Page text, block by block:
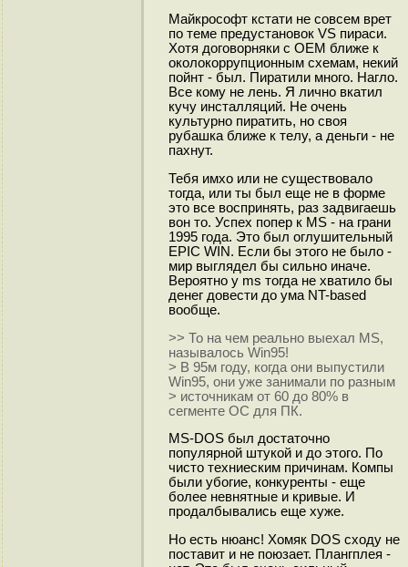
Майкрософт кстати не совсем врет
по теме предустановок VS пираси.
Хотя договорняки с OEM ближе к
околокоррупционным схемам, некий
пойнт - был. Пиратили много. Нагло.
Все кому не лень. Я лично вкатил
кучу инсталляций. Не очень
культурно пиратить, но своя
рубашка ближе к телу, а деньги - не
пахнут.
Тебя имхо или не существовало
тогда, или ты был еще не в форме
это все воспринять, раз задвигаешь
вон то. Успех попер к MS - на грани
1995 года. Это был оглушительный
EPIC WIN. Если бы этого не было -
мир выглядел бы сильно иначе.
Вероятно у ms тогда не хватило бы
денег довести до ума NT-based
вообще.
>> То на чем реально выехал MS,
называлось Win95!
> В 95м году, когда они выпустили
Win95, они уже занимали по разным
> источникам от 60 до 80% в
сегменте ОС для ПК.
MS-DOS был достаточно
популярной штукой и до этого. По
чисто техниеским причинам. Компы
были убогие, конкуренты - еще
более невнятные и кривые. И
продалбывались еще хуже.
Но есть нюанс! Хомяк DOS сходу не
поставит и не поюзает. Плангплея -